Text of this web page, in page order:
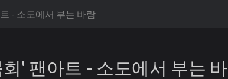
- 소도에서 부는 바람
' 팬아트 - 소도에서 부는